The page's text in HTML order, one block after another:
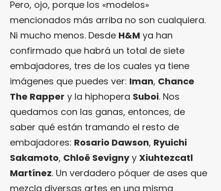
Pero, ojo, porque los «modelos»
mencionados más arriba no son cualquiera.
Ni mucho menos. Desde H&M ya han
confirmado que habrá un total de siete
embajadores, tres de los cuales ya tiene
imágenes que puedes ver: Iman, Chance
The Rapper y la hiphopera Suboi. Nos
quedamos con las ganas, entonces, de
saber qué están tramando el resto de
embajadores: Rosario Dawson, Ryuichi
Sakamoto, Chloë Sevignyy Xiuhtezcatl
Martínez. Un verdadero póquer de ases que
mezcla diversas artes en una misma